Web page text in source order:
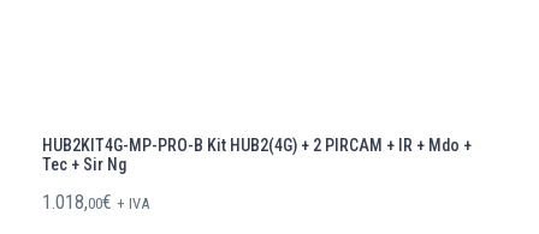
HUB2KIT4G-MP-PRO-B Kit HUB2(4G) + 2 PIRCAM + IR + Mdo +
Tec + Sir Ng
1.018,00€ + IVA